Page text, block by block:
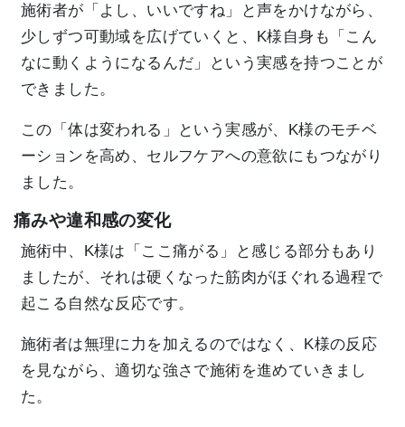
施術者が「よし、いいですね」と声をかけながら、
少しずつ可動域を広げていくと、K様自身も「こん
なに動くようになるんだ」という実感を持つことが
できました。
この「体は変われる」という実感が、K様のモチベ
ーションを高め、セルフケアへの意欲にもつながり
ました。
痛みや違和感の変化
施術中、K様は「ここ痛がる」と感じる部分もあり
ましたが、それは硬くなった筋肉がほぐれる過程で
起こる自然な反応です。
施術者は無理に力を加えるのではなく、K様の反応
を見ながら、適切な強さで施術を進めていきまし
た。